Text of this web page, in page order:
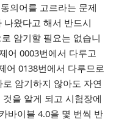
의어를 고르라는 문제
왔다고 해서 반드시
암기할 필요는 없습니
어 0003번에서 다루고
어 0138번에서 다루므로
암기하지 않아도 자연
을 알게 되고 시험장에
바이블 4.0을 몇 번씩 반